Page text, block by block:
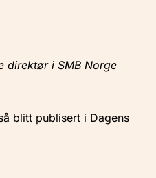
direktør i SMB Norge
blitt publisert i Dagens